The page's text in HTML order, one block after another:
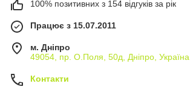
100% позитивних з 154 відгуків за рік
Працює з 15.07.2011
м. Дніпро
49054, пр. О.Поля, 50д, Дніпро, Україна
Контакти